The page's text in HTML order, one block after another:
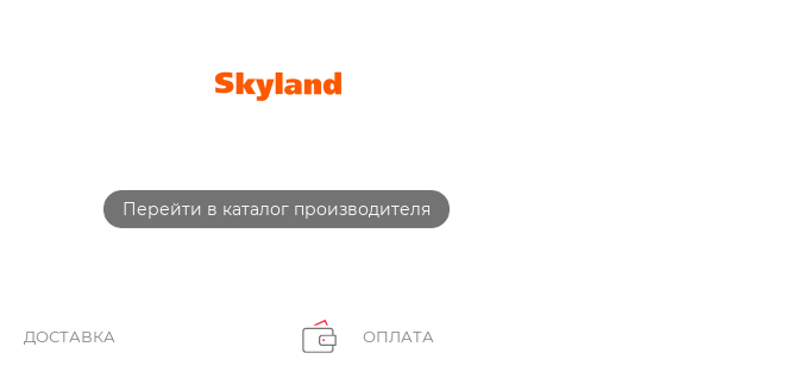
Перейти в каталог производителя
ДОСТАВКА ОПЛАТА